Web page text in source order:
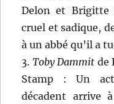
Delon et Brigitte
cruel et sadique,
à un abbé qu’il a
3. Toby Dammit de
Stamp : Un
décadent arrive